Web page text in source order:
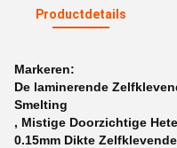
Productdetails
Markeren:
De laminerende
Smelting
, Mistige Doorzichtige
0.15mm Dikte